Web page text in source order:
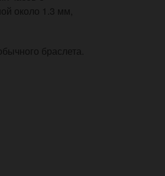
около 1.3 мм,
браслета.